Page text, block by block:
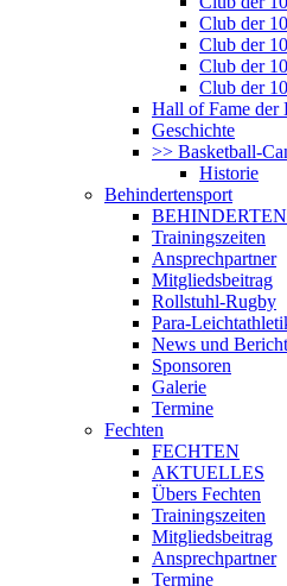
Club der
Club der
Club der
Club der
Hall of Fame der
Geschichte
>> Basketball-
Historie
Behindertensport
Trainingszeiten
Ansprechpartner
Mitgliedsbeitrag
Rollstuhl-Rugby
Para-
News und
Sponsoren
Galerie
Termine
Fechten
FECHTEN
AKTUELLES
Übers Fechten
Trainingszeiten
Mitgliedsbeitrag
Ansprechpartner
Termine